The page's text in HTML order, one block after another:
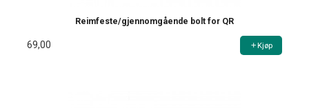
Reimfeste/gjennomgående bolt for QR
69,00 Kjøp